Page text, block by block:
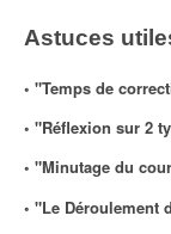
Astuces
◦ "Temps de
◦ "Réflexion sur 2
◦ "Minutage du
◦ "Le Déroulement